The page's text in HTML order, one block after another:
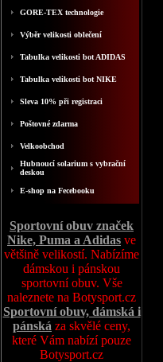
GORE-TEX technologie
Výběr velikosti oblečení
Tabulka velikosti bot ADIDAS
Tabulka velikosti bot NIKE
Sleva 10% při registraci
Poštovné zdarma
Velkoobchod
Hubnoucí solarium s vybrační
deskou
E-shop na Fecebooku
Sportovní obuv značek
Nike, Puma a Adidas ve
většině velikostí. Nabízíme
dámskou i pánskou
sportovní obuv. Vše
naleznete na Botysport.cz
Sportovní obuv, dámská i
pánská za skvělé ceny,
které Vám nabízí pouze
Botysport.cz